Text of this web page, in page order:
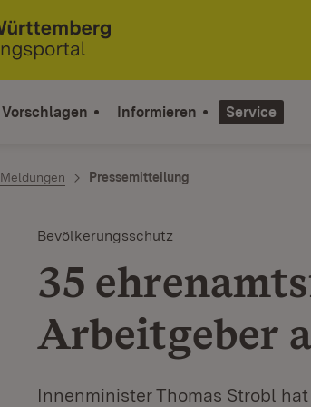
Vorschlagen Informieren Service
Meldungen Pressemitteilung
Bevölkerungsschutz
35
Arbeitgeber
Innenminister Thomas Strobl